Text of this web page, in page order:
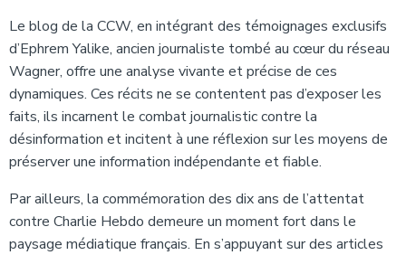
Le blog de la CCW, en intégrant des témoignages exclusifs
d’Ephrem Yalike, ancien journaliste tombé au cœur du réseau
Wagner, offre une analyse vivante et précise de ces
dynamiques. Ces récits ne se contentent pas d’exposer les
faits, ils incarnent le combat journalistic contre la
désinformation et incitent à une réflexion sur les moyens de
préserver une information indépendante et fiable.
Par ailleurs, la commémoration des dix ans de l’attentat
contre Charlie Hebdo demeure un moment fort dans le
paysage médiatique français. En s’appuyant sur des articles